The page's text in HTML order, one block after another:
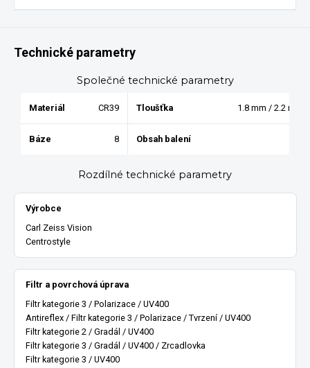
Technické parametry
Společné technické parametry
Materiál CR39 Tloušťka 1.8 mm / 2.2 mm
Báze 8 Obsah balení
Rozdílné technické parametry
Výrobce
Carl Zeiss Vision
Centrostyle
Filtr a povrchová úprava
Filtr kategorie 3 / Polarizace / UV400
Antireflex / Filtr kategorie 3 / Polarizace / Tvrzení / UV400
Filtr kategorie 2 / Gradál / UV400
Filtr kategorie 3 / Gradál / UV400 / Zrcadlovka
Filtr kategorie 3 / UV400